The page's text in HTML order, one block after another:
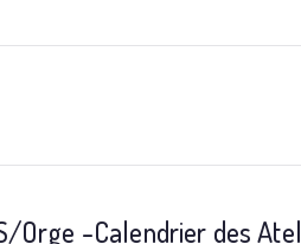
Orge -Calendrier des